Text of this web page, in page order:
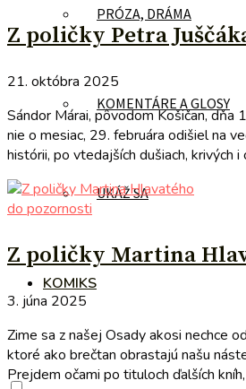
PRÓZA, DRÁMA
KOMENTÁRE A GLOSY
UKÁŽ SA
KOMIKS
Z poličky Petra
21. októbra 2025
Sándor Márai, pôvodom Košičan, dňa
nie o mesiac, 29. februára odišiel na
histórii, po vtedajších dušiach, krivých
do pozornosti
Z poličky Martina
3. júna 2025
Zime sa z našej Osady akosi nechce
ktoré ako brečtan obrastajú našu
Prejdem očami po tituloch ďalších